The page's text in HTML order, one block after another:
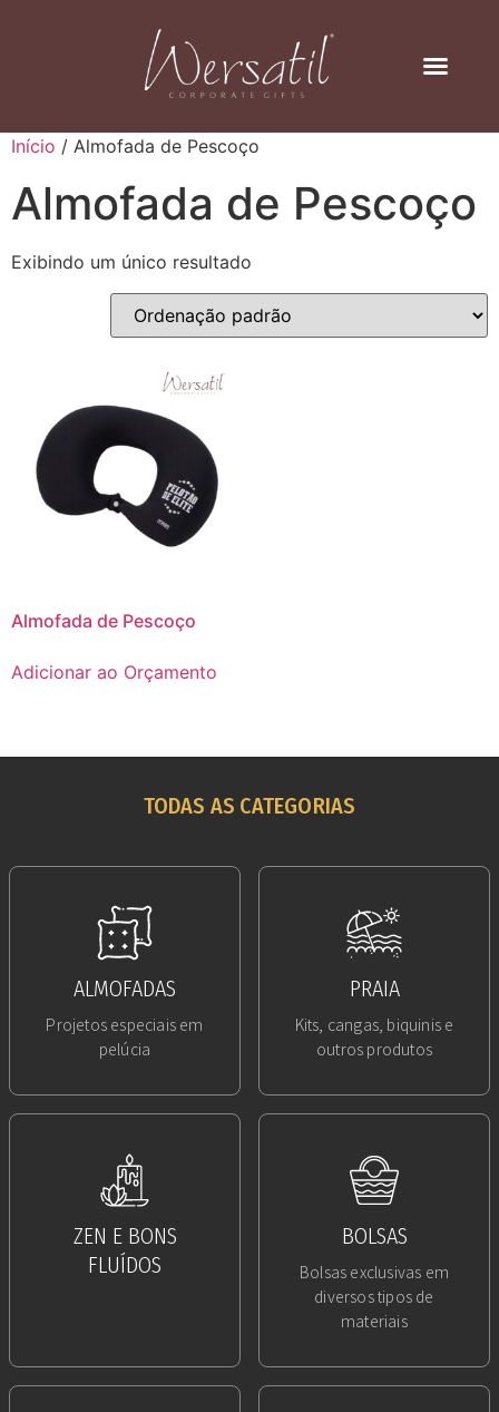
Início / Almofada de Pescoço
Almofada de Pescoço
Exibindo um único resultado
Almofada de Pescoço
Adicionar ao Orçamento
TODAS AS CATEGORIAS
ALMOFADAS
Projetos especiais em
pelúcia
PRAIA
Kits, cangas, biquinis e
outros produtos
ZEN E BONS
FLUÍDOS
BOLSAS
Bolsas exclusivas em
diversos tipos de
materiais